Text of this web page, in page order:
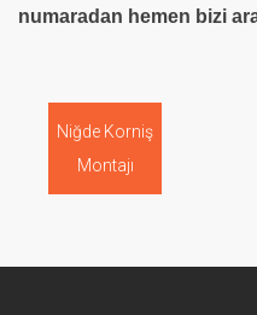
numaradan hemen bizi
Niğde Korniş
Montajı